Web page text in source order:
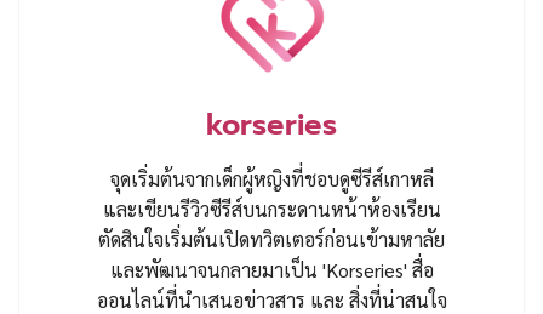
korseries
จุดเริ่มต้นจากเด็กผู้หญิงที่ชอบดูซีรีส์เกาหลี
และเขียนรีวิวซีรีส์บนกระดานหน้าห้องเรียน
ตัดสินใจเริ่มต้นเปิดทวิตเตอร์ก่อนเข้ามหาลัย
และพัฒนาจนกลายมาเป็น 'Korseries' สื่อ
ออนไลน์ที่นำเสนอข่าวสาร และ สิ่งที่น่าสนใจ